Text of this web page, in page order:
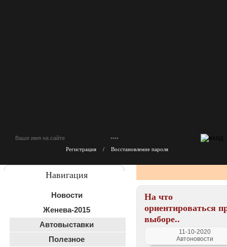
Регистрация / Восстановление пароля
Навигация
Новости
Женева-2015
Автовыставки
Полезное
На что
ориентироваться
выборе..
11-10-2020
Автоновости